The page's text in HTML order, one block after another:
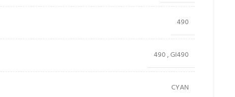
490
490,GI490
CYAN